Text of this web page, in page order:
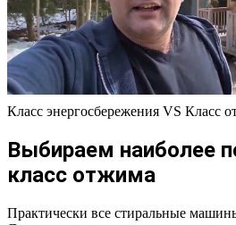
Класс энергосбережения VS Класс
Выбираем наиболее
класс отжима
Практически все стиральные